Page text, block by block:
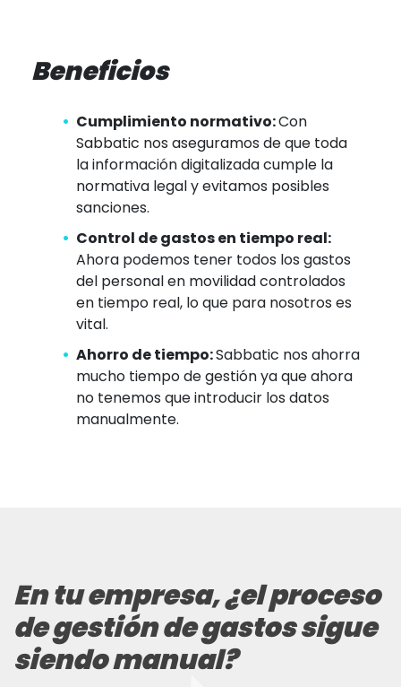
Beneficios
Cumplimiento normativo:Con
Sabbatic nos aseguramos de que toda
la información digitalizada cumple la
normativa legal y evitamos posibles
sanciones.
Control de gastos en tiempo real:
Ahora podemos tener todos los gastos
del personal en movilidad controlados
en tiempo real, lo que para nosotros es
vital.
Ahorro de tiempo:Sabbatic nos ahorra
mucho tiempo de gestión ya que ahora
no tenemos que introducir los datos
manualmente.
En tu empresa, ¿el proceso
de gestión de gastos sigue
siendo manual?